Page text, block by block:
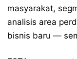
masyarakat,
analisis area
bisnis baru —